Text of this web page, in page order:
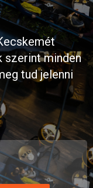
szerint minden
tud jelenni